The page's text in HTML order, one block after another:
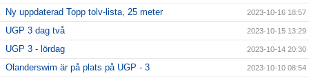
Ny uppdaterad Topp tolv-lista, 25 meter 2023-10-16 18:57
UGP 3 dag två 2023-10-15 13:29
UGP 3 - lördag 2023-10-14 20:30
Olanderswim är på plats på UGP - 3 2023-10-10 08:54